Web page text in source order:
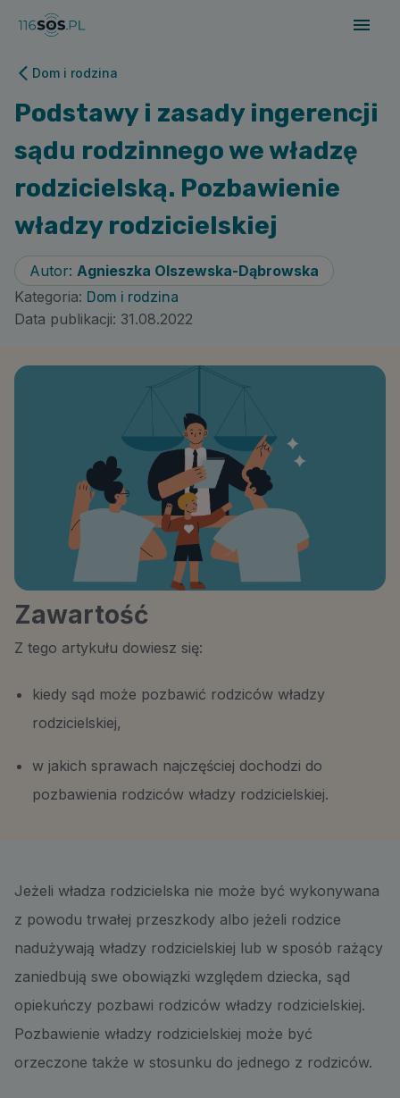
Dom i rodzina
Podstawy i zasady ingerencji
sądu rodzinnego we władzę
rodzicielską. Pozbawienie
władzy rodzicielskiej
Autor: Agnieszka Olszewska-Dąbrowska
Kategoria: Dom i rodzina
Data publikacji: 31.08.2022
Zawartość
Z tego artykułu dowiesz się:
kiedy sąd może pozbawić rodziców władzy
rodzicielskiej,
w jakich sprawach najczęściej dochodzi do
pozbawienia rodziców władzy rodzicielskiej.
Jeżeli władza rodzicielska nie może być wykonywana
z powodu trwałej przeszkody albo jeżeli rodzice
nadużywają władzy rodzicielskiej lub w sposób rażący
zaniedbują swe obowiązki względem dziecka, sąd
opiekuńczy pozbawi rodziców władzy rodzicielskiej.
Pozbawienie władzy rodzicielskiej może być
orzeczone także w stosunku do jednego z rodziców.